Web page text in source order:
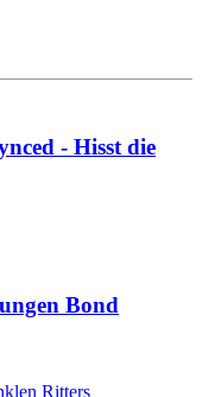
- Hisst die
Bond